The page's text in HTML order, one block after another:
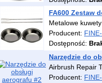
FA600 Zestaw
Metalowe
Producent:
Dostępność:
Narzędzie do
Airbrush Repair
Producent: